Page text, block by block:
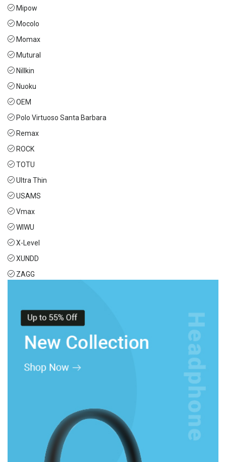
Mipow
Mocolo
Momax
Mutural
Nillkin
Nuoku
OEM
Polo Virtuoso Santa Barbara
Remax
ROCK
TOTU
Ultra Thin
USAMS
Vmax
WIWU
X-Level
XUNDD
ZAGG